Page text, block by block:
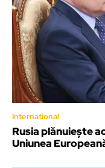
International
Rusia plănuiește
Uniunea